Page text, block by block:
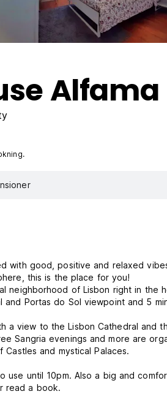
Alfama
with good, positive and relaxed
this is the place for you!
neighborhood of Lisbon right in the
Portas do Sol viewpoint and 5
a view to the Lisbon Cathedral and
Sangria evenings and more are
and mystical Palaces.
until 10pm. Also a big and
read a book.